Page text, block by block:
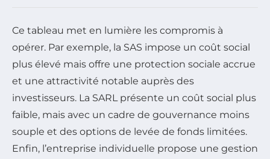
Ce tableau met en lumière les compromis à
opérer. Par exemple, la SAS impose un coût social
plus élevé mais offre une protection sociale accrue
et une attractivité notable auprès des
investisseurs. La SARL présente un coût social plus
faible, mais avec un cadre de gouvernance moins
souple et des options de levée de fonds limitées.
Enfin, l’entreprise individuelle propose une gestion